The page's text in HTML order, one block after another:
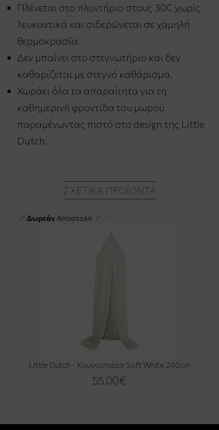
Πλένεται στο πλυντήριο στους 30C χωρίς
λευκαντικά και σιδερώνεται σε χαμηλή
θερμοκρασία.
Δεν μπαίνει στο στεγνωτήριο και δεν
καθαρίζεται με στεγνό καθάρισμα.
Χωράει όλα τα απαραίτητα για τη
καθημερινή φροντίδα του μωρού
παραμένωντας πιστό στο design της Little
Dutch.
ΣΧΕΤΙΚΆ ΠΡΟΪΌΝΤΑ
Little Dutch - Κουνουπιέρα Soft White 240cm
55,00€